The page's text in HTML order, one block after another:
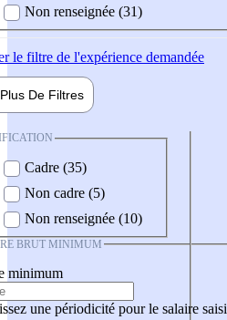
Non renseignée (31)
le filtre de l'expérience demandée
Plus De Filtres
Cadre (35)
Non cadre (5)
Non renseignée (10)
BRUT MINIMUM
minimum
une périodicité pour le salaire saisi